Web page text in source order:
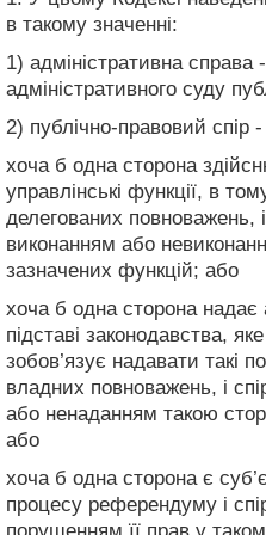
в такому значенні:
1) адміністративна
адміністративного суду
2) публічно-правовий спір
хоча б одна сторона
управлінські функції, в
делегованих повноважень, і
виконанням або
зазначених функцій; або
хоча б одна сторона надає
підставі законодавства,
зобов’язує надавати такі
владних повноважень, і
або ненаданням такою
або
хоча б одна сторона є
процесу референдуму і
порушенням її прав у